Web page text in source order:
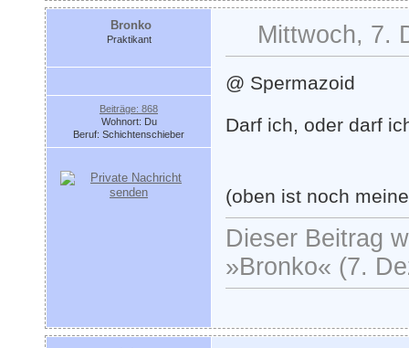
Bronko
Praktikant
Beiträge: 868
Wohnort: Du
Beruf: Schichtenschieber
Mittwoch, 7.
@ Spermazoid
Darf ich, oder darf
(oben ist noch
Dieser Beitrag
»Bronko« (7.